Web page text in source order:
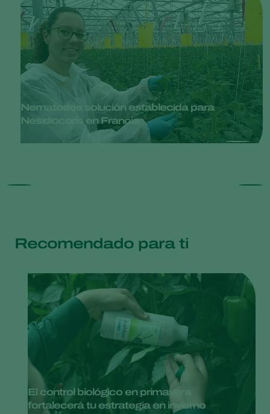
Nematodos solución establecida para
Nesidiocoris en Francia
Recomendado para ti
El control biológico en primavera
fortalecerá tu estrategia en invierno